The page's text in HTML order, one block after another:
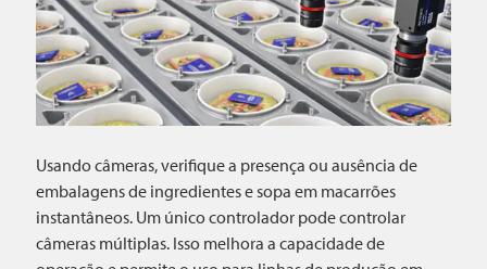
Usando câmeras, verifique a presença ou ausência de
embalagens de ingredientes e sopa em macarrões
instantâneos. Um único controlador pode controlar
câmeras múltiplas. Isso melhora a capacidade de